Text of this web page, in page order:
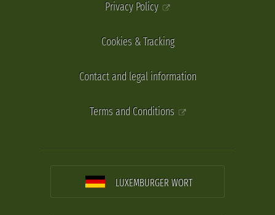
Privacy Policy
Cookies & Tracking
Contact and legal information
Terms and Conditions
LUXEMBURGER WORT